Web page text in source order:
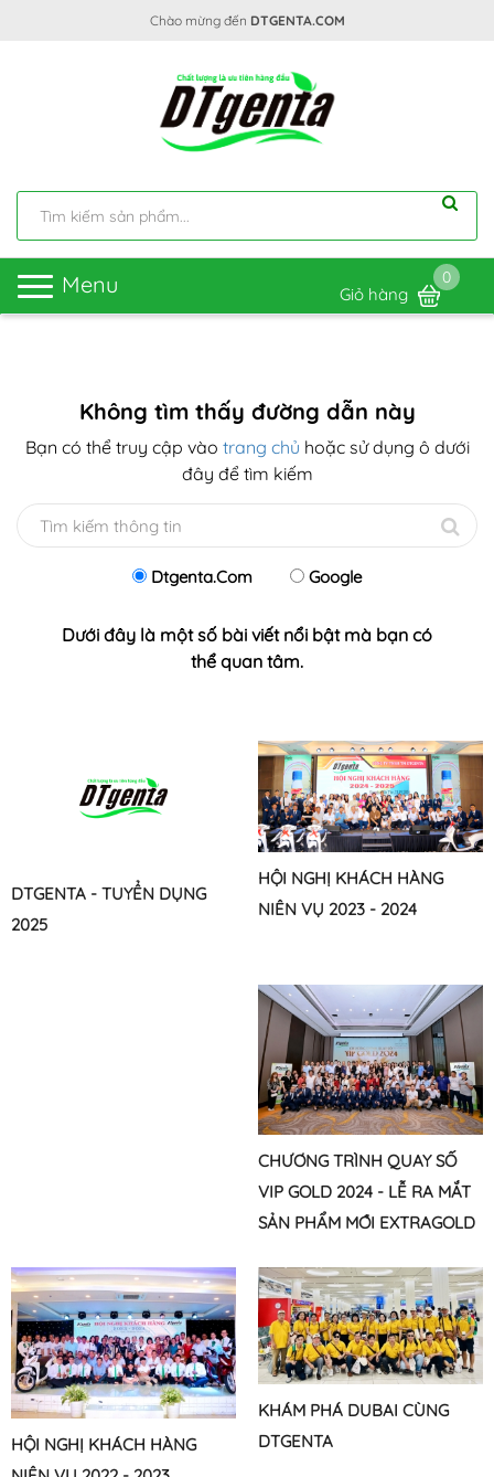
Chào mừng đến DTGENTA.COM
Menu Giỏ hàng
0
Không tìm thấy đường dẫn này
Bạn có thể truy cập vào trang chủ hoặc sử dụng ô dưới
đây để tìm kiếm
Dtgenta.com Google
Dưới đây là một số bài viết nổi bật mà bạn có
thể quan tâm.
DTGENTA - TUYỂN DỤNG
2025
HỘI NGHỊ KHÁCH HÀNG
NIÊN VỤ 2023 - 2024
CHƯƠNG TRÌNH QUAY SỐ
VIP GOLD 2024 - LỄ RA MẮT
SẢN PHẨM MỚI EXTRAGOLD
HỘI NGHỊ KHÁCH HÀNG
KHÁM PHÁ DUBAI CÙNG
DTGENTA